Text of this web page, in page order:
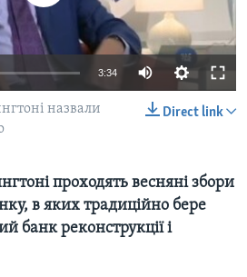
3:34
Direct link
назвали
проходять весняні збори
в яких традиційно бере
банк реконструкції і